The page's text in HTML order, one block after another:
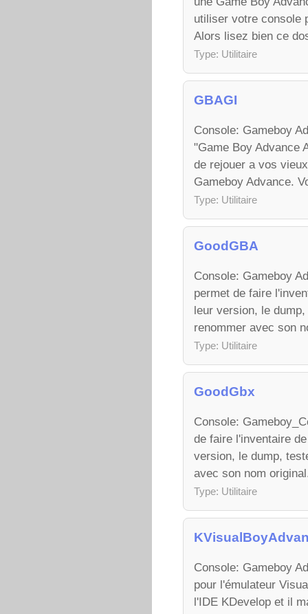
utiliser votre console
Alors lisez bien ce
Type: Utilitaire
GBAGI
Console: Gameboy
"Game Boy Advance
de rejouer a vos
Gameboy Advance.
Type: Utilitaire
GoodGBA
Console: Gameboy
permet de faire
leur version, le
renommer avec son
Type: Utilitaire
GoodGbx
Console:
de faire l'inventaire
version, le dump,
avec son nom
Type: Utilitaire
Console: Gameboy
pour l'émulateur
l'IDE KDevelop et il